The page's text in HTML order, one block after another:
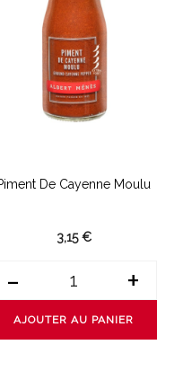
De Cayenne Moulu
3,15 €
- +
AJOUTER AU PANIER